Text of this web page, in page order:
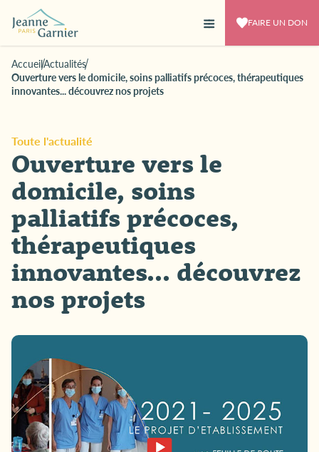
FAIRE UN DON
AccueilActualités
Ouverture vers le domicile, soins palliatifs précoces, thérapeutiques
innovantes... découvrez nos projets
Toute l'actualité
Ouverture vers le
domicile, soins
palliatifs précoces,
thérapeutiques
innovantes... découvrez
nos projets